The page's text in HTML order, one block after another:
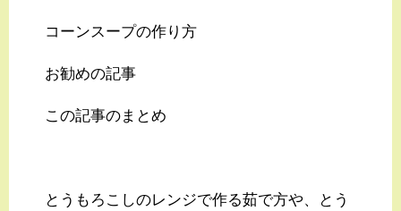
コーンスープの作り方
お勧めの記事
この記事のまとめ
とうもろこしのレンジで作る茹で方や、とう